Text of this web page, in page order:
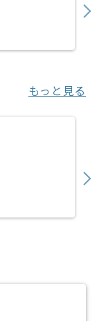
もっと見る